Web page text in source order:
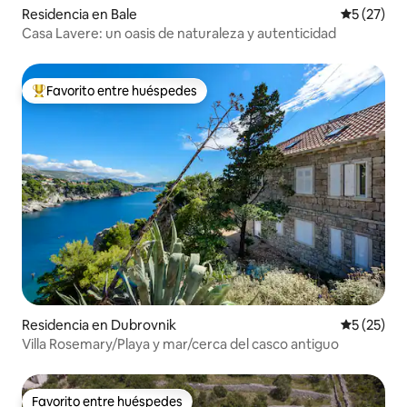
Residencia en Bale
5 (27)
Casa Lavere: un oasis de naturaleza y autenticidad
De los mejores en Favorito entre huéspedes
Favorito entre huéspedes
Residencia en Dubrovnik
5 (25)
Villa Rosemary/Playa y mar/cerca del casco antiguo
Favorito entre huéspedes